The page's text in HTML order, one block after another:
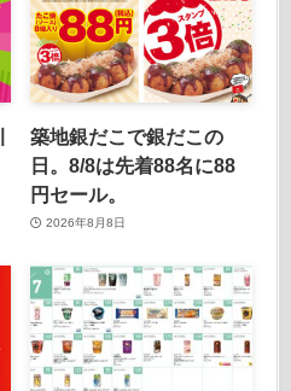
築地銀だこで銀だこの
日。8/8は先着88名に88
円セール。
2026年8月8日